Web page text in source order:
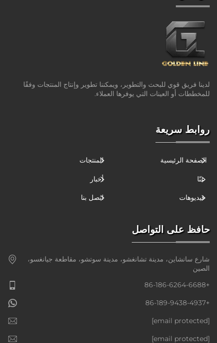
لدينا فريق قوي للبحث والتطوير، ويمكننا تطوير وإنتاج المنتجات وفقًا
للمخططات أو العينات التي يوفرها العملاء.
روابط سريعة
الصفحة الرئيسية المنتجات
عنّا أخبار
فيديوهات اتصل بنا
حافظ على التواصل
شارع سانشاين، مدينة تشانغشو، مدينة سوتشو، مقاطعة جيانغسو،
الصين
+86-186-6264-6688
+86-189-9438-4937
[email protected]
[email protected]